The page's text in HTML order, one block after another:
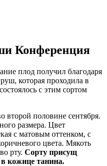
Конференция
плод получил благодаря
которая проходила в
с этим сортом
второй половине сентября.
размера. Цвет
с матовым оттенком, с
цвета. Мякоть
рту. Сорту присущ
в кожице танина.